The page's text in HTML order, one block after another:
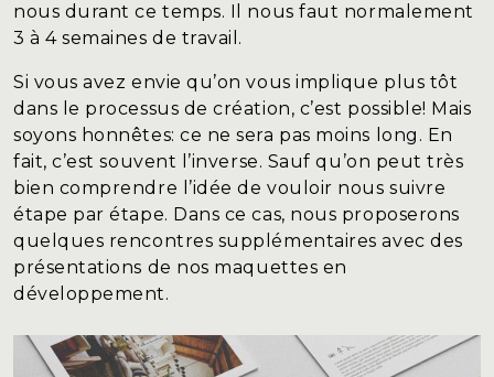
nous durant ce temps. Il nous faut normalement
3 à 4 semaines de travail.
Si vous avez envie qu’on vous implique plus tôt
dans le processus de création, c’est possible! Mais
soyons honnêtes: ce ne sera pas moins long. En
fait, c’est souvent l’inverse. Sauf qu’on peut très
bien comprendre l’idée de vouloir nous suivre
étape par étape. Dans ce cas, nous proposerons
quelques rencontres supplémentaires avec des
présentations de nos maquettes en
développement.